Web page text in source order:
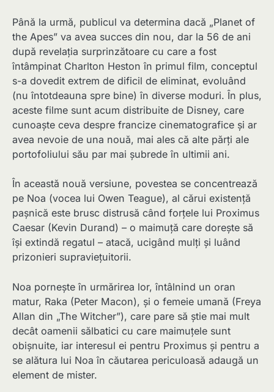
Până la urmă, publicul va determina dacă „Planet of
the Apes” va avea succes din nou, dar la 56 de ani
după revelația surprinzătoare cu care a fost
întâmpinat Charlton Heston în primul film, conceptul
s-a dovedit extrem de dificil de eliminat, evoluând
(nu întotdeauna spre bine) în diverse moduri. În plus,
aceste filme sunt acum distribuite de Disney, care
cunoaște ceva despre francize cinematografice și ar
avea nevoie de una nouă, mai ales că alte părți ale
portofoliului său par mai șubrede în ultimii ani.
În această nouă versiune, povestea se concentrează
pe Noa (vocea lui Owen Teague), al cărui existență
pașnică este brusc distrusă când forțele lui Proximus
Caesar (Kevin Durand) – o maimuță care dorește să
își extindă regatul – atacă, ucigând mulți și luând
prizonieri supraviețuitorii.
Noa pornește în urmărirea lor, întâlnind un oran
matur, Raka (Peter Macon), și o femeie umană (Freya
Allan din „The Witcher”), care pare să știe mai mult
decât oamenii sălbatici cu care maimuțele sunt
obișnuite, iar interesul ei pentru Proximus și pentru a
se alătura lui Noa în căutarea periculoasă adaugă un
element de mister.